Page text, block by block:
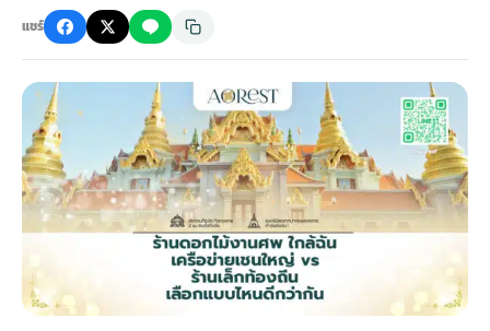
ดอกไม้หน้าหีบ
ดอกไม้หน้างานศพ
ดอกไม้หน้าโลง
จัดดอกไม้หน้ารูป
ร้านพวงหรีด
ดอกไม้พวงหรีด
พวงหรีดปทุม
ไม้หน้าเมรุ
กไม้หน้าเมรุ
น้าเมรุ ราคา
รุ กรุงเทพ
ไม้งานแต่ง กรุงเทพ
อกไม้งานแต่ง
ดอกไม้งานแต่ง
ไม้งานแต่ง แบบสวยๆ
พวงหรีดพัดลม กรุงเทพ
พวงหรีดพัดลม ส่งด่วน
สั่งพวงหรีดพัดลม
ร้านพวงหรีดพัดลม
รับจัดงานศพ กรุงเทพ
แพ็คเกจจัดงานศพ
ค่าใช้จ่ายจัดงานศพ
จัดงานศพ วัด
แชร์